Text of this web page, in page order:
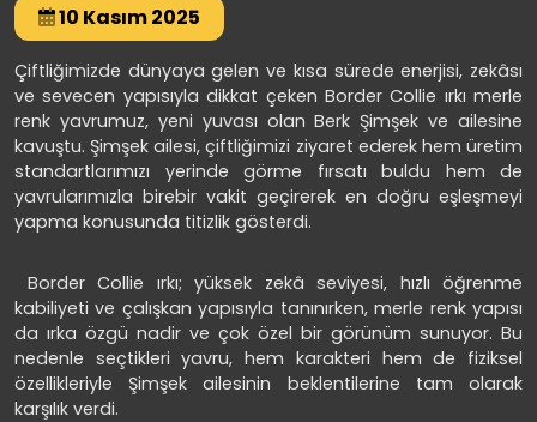
10 Kasım 2025
Çiftliğimizde dünyaya gelen ve kısa sürede enerjisi, zekâsı
ve sevecen yapısıyla dikkat çeken Border Collie ırkı merle
renk yavrumuz, yeni yuvası olan Berk Şimşek ve ailesine
kavuştu. Şimşek ailesi, çiftliğimizi ziyaret ederek hem üretim
standartlarımızı yerinde görme fırsatı buldu hem de
yavrularımızla birebir vakit geçirerek en doğru eşleşmeyi
yapma konusunda titizlik gösterdi.
Border Collie ırkı; yüksek zekâ seviyesi, hızlı öğrenme
kabiliyeti ve çalışkan yapısıyla tanınırken, merle renk yapısı
da ırka özgü nadir ve çok özel bir görünüm sunuyor. Bu
nedenle seçtikleri yavru, hem karakteri hem de fiziksel
özellikleriyle Şimşek ailesinin beklentilerine tam olarak
karşılık verdi.